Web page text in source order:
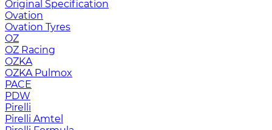
Original Specification
Ovation
Ovation Tyres
OZ
OZ Racing
OZKA
OZKA Pulmox
PACE
PDW
Pirelli
Pirelli Amtel